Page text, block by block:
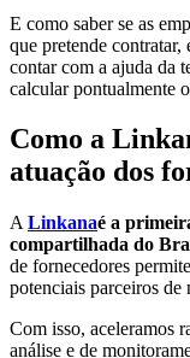
E como saber se as
que pretende
contar com a ajuda da
calcular pontualmente
Como a
atuação dos
A Linkanaé a
compartilhada do
de fornecedores
potenciais parceiros de
Com isso, aceleramos
análise e de